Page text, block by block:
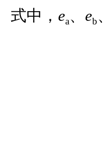
式中， ea、 eb、